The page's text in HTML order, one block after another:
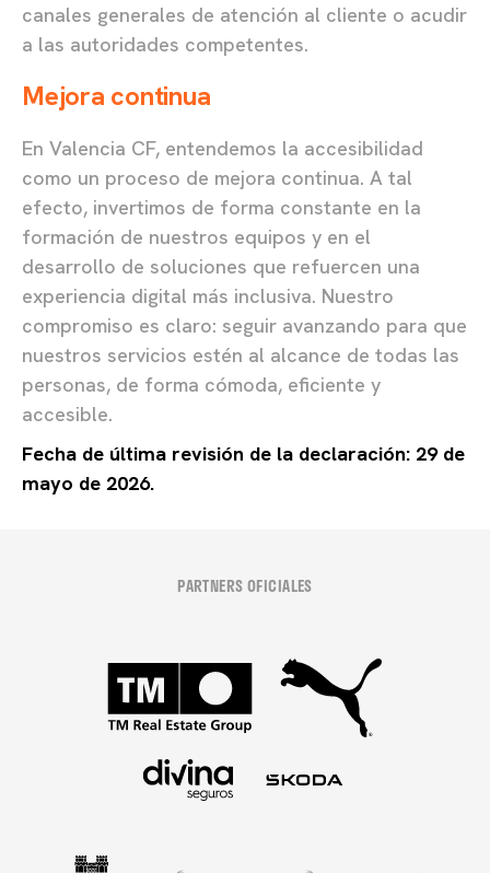
canales generales de atención al cliente o acudir
a las autoridades competentes.
Mejora continua
En Valencia CF, entendemos la accesibilidad
como un proceso de mejora continua. A tal
efecto, invertimos de forma constante en la
formación de nuestros equipos y en el
desarrollo de soluciones que refuercen una
experiencia digital más inclusiva. Nuestro
compromiso es claro: seguir avanzando para que
nuestros servicios estén al alcance de todas las
personas, de forma cómoda, eficiente y
accesible.
Fecha de última revisión de la declaración: 29 de
mayo de 2026.
PARTNERS OFICIALES